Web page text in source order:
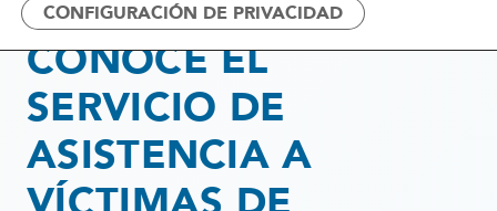
5 diciembre, 2022
CONOCE EL
SERVICIO DE
ASISTENCIA A
CONFIGURACIÓN DE PRIVACIDAD